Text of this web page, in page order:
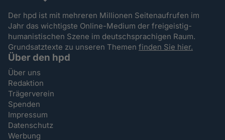
Der hpd ist mit mehreren Millionen Seitenaufrufen im
Jahr das wichtigste Online-Medium der freigeistig-
humanistischen Szene im deutschsprachigen Raum.
Grundsatztexte zu unseren Themenfinden Sie hier.
Über den hpd
Über uns
Redaktion
Trägerverein
Spenden
Impressum
Datenschutz
Werbung